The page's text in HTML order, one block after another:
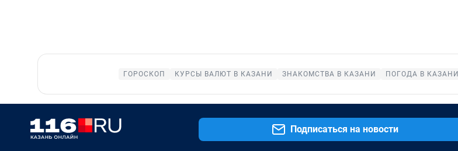
ГОРОСКОП КУРСЫ ВАЛЮТ В КАЗАНИ ЗНАКОМСТВА В КАЗАНИ ПОГОДА В КАЗАНИ
Подписаться на новости